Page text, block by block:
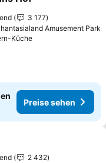
hinzufügen
3 177
Amusement Park
Küche
Preise sehen
hinzufügen
2 432